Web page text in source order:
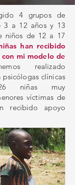
4 grupos de
3 a 12 años y 13
niños de 12 a 17
han recibido
mi modelo de
realizado
clínicas
niñas muy
víctimas de
recibido apoyo